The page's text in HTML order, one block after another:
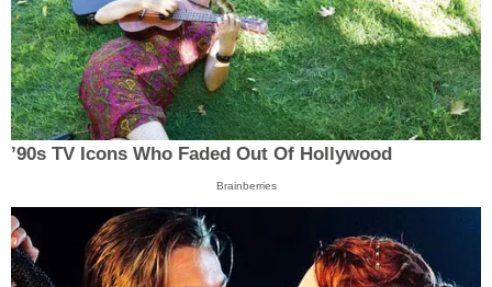
’90s TV Icons Who Faded Out Of Hollywood
Brainberries